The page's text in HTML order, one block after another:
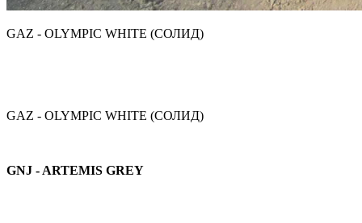
GAZ - OLYMPIC WHITE (СОЛИД)
GAZ - OLYMPIC WHITE (СОЛИД)
GNJ - ARTEMIS GREY